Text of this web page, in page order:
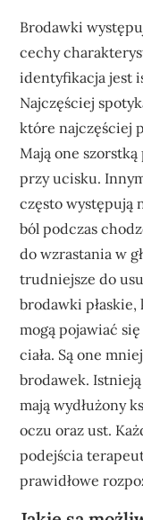
Brodawki
cechy
identyfikacja jest
Najczęściej
które najczęściej
Mają one
przy ucisku.
często występują
ból podczas
do wzrastania w
trudniejsze do
brodawki płaskie,
mogą pojawiać
ciała. Są one
brodawek.
mają wydłużony
oczu oraz ust.
podejścia
prawidłowe